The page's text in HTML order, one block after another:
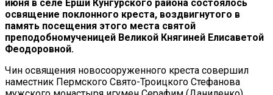
июня в селе Ерши Кунгурского района состоялось
освящение поклонного креста, воздвигнутого в
память посещения этого места святой
преподобномученицей Великой Княгиней Елисаветой
Феодоровной.
Чин освящения новосооруженного креста совершил
наместник Пермского Свято-Троицкого Стефанова